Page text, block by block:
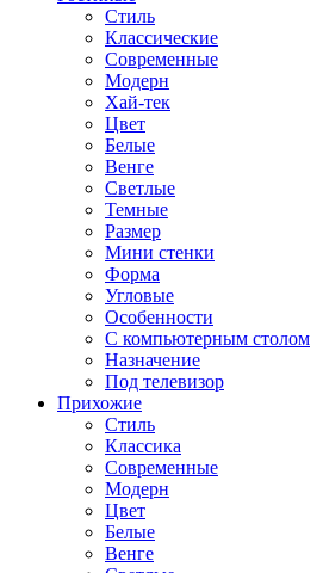
Стиль
Классические
Современные
Модерн
Хай-тек
Цвет
Белые
Венге
Светлые
Темные
Размер
Мини стенки
Форма
Угловые
Особенности
С компьютерным столом
Назначение
Под телевизор
Прихожие
Стиль
Классика
Современные
Модерн
Цвет
Белые
Венге